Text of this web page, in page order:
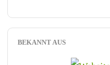
BEKANNT AUS